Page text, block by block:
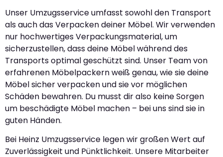
Unser Umzugsservice umfasst sowohl den Transport
als auch das Verpacken deiner Möbel. Wir verwenden
nur hochwertiges Verpackungsmaterial, um
sicherzustellen, dass deine Möbel während des
Transports optimal geschützt sind. Unser Team von
erfahrenen Möbelpackern weiß genau, wie sie deine
Möbel sicher verpacken und sie vor möglichen
Schäden bewahren. Du musst dir also keine Sorgen
um beschädigte Möbel machen – bei uns sind sie in
guten Händen.
Bei Heinz Umzugsservice legen wir großen Wert auf
Zuverlässigkeit und Pünktlichkeit. Unsere Mitarbeiter